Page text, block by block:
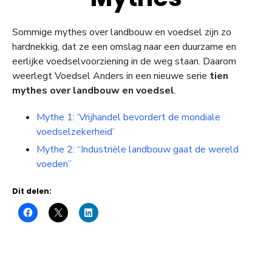
Sommige mythes over landbouw en voedsel zijn zo
hardnekkig, dat ze een omslag naar een duurzame en
eerlijke voedselvoorziening in de weg staan. Daarom
weerlegt Voedsel Anders in een nieuwe serie tien
mythes over landbouw en voedsel.
Mythe 1: ‘Vrijhandel bevordert de mondiale
voedselzekerheid’
Mythe 2: “Industriële landbouw gaat de wereld
voeden”
Dit delen: